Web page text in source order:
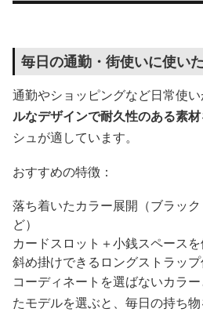
毎日の通勤・街使いに使い
通勤やショッピングなど日常使い
ルなデザインで耐久性のある素材
シュが適しています。
おすすめの特徴：
落ち着いたカラー展開（ブラッ
ど）
カードスロット＋小銭スペース
斜め掛けできるロングストラッ
コーディネートを選ばないカラ
たモデルを選ぶと、毎日の持ち